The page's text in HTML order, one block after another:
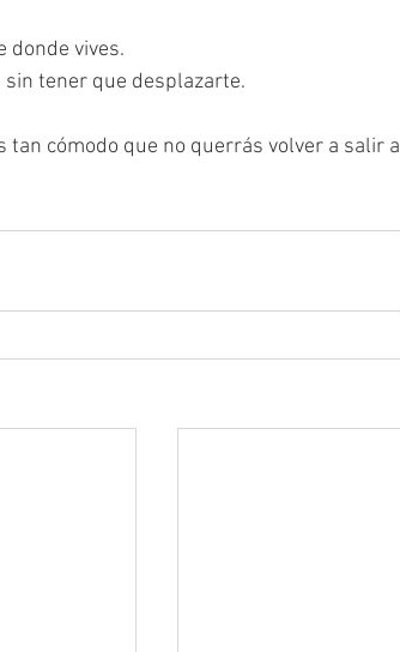
donde vives.
tener que desplazarte.
tan cómodo que no querrás volver a salir a